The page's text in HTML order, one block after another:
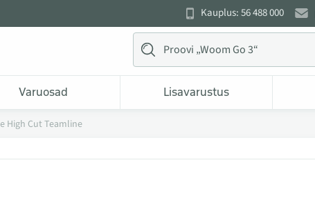
Kauplus: 56 488 000
Varuosad Lisavarustus
High Cut Teamline